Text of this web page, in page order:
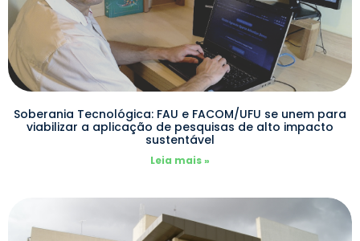
Soberania Tecnológica: FAU e FACOM/UFU se unem para
viabilizar a aplicação de pesquisas de alto impacto
sustentável
Leia mais »